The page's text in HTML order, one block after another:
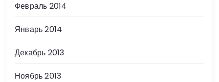
Февраль 2014
Январь 2014
Декабрь 2013
Ноябрь 2013